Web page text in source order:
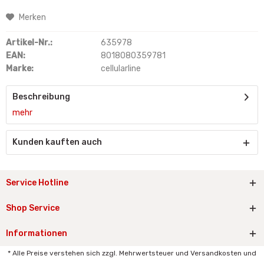
Merken
Artikel-Nr.:
635978
EAN:
8018080359781
Marke:
cellularline
Beschreibung
mehr
Kunden kauften auch
Service Hotline
Shop Service
Informationen
* Alle Preise verstehen sich zzgl. Mehrwertsteuer und Versandkosten und